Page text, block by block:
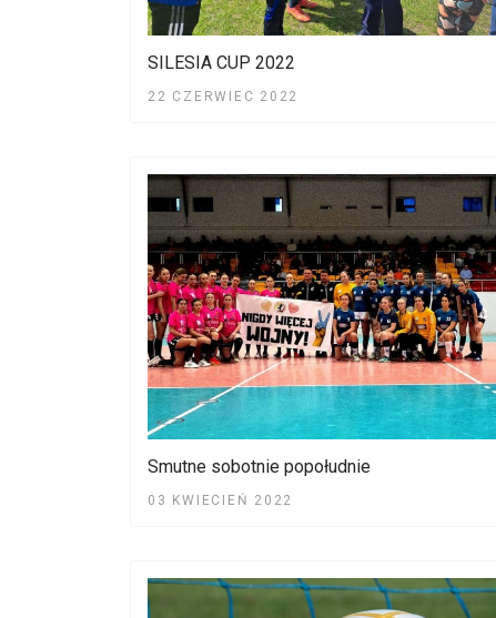
SILESIA CUP 2022
22 CZERWIEC 2022
Smutne sobotnie popołudnie
03 KWIECIEŃ 2022